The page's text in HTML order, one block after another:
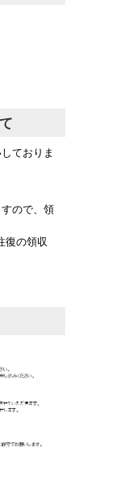
ておりま
ので、領
復の領収